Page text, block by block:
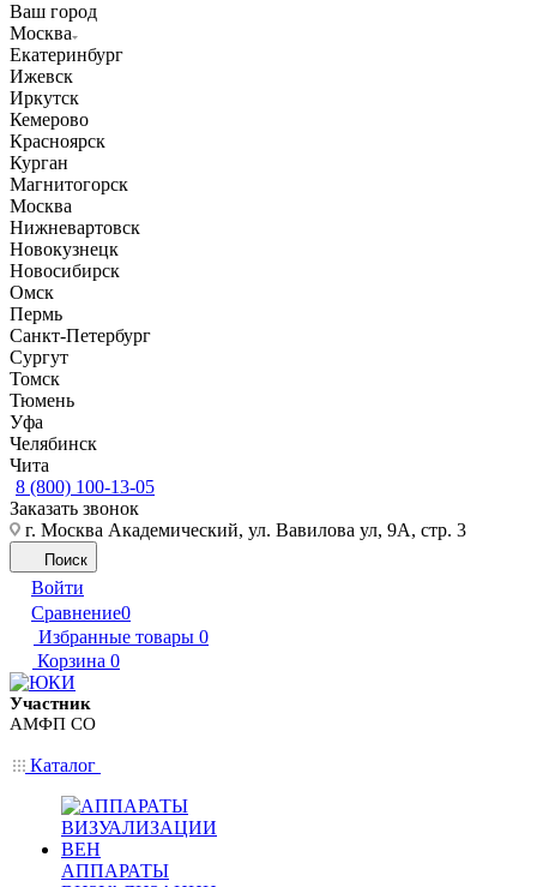
Ваш город
Москва
Екатеринбург
Ижевск
Иркутск
Кемерово
Красноярск
Курган
Магнитогорск
Москва
Нижневартовск
Новокузнецк
Новосибирск
Омск
Пермь
Санкт-Петербург
Сургут
Томск
Тюмень
Уфа
Челябинск
Чита
8 (800) 100-13-05
Заказать звонок
г. Москва Академический, ул. Вавилова ул, 9А, стр. 3
Поиск
Войти
Сравнение0
Избранные товары 0
Корзина 0
Участник
АМФП СО
Каталог
АППАРАТЫ